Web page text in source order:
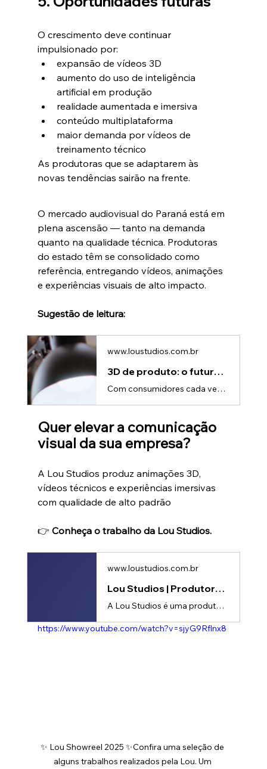
O crescimento deve continuar
impulsionado por:
expansão de vídeos 3D
aumento do uso de inteligência
artificial em produção
realidade aumentada e imersiva
conteúdo multiplataforma
maior demanda por vídeos de
treinamento técnico
As produtoras que se adaptarem às
novas tendências sairão na frente.
O mercado audiovisual do Paraná está em
plena ascensão — tanto na demanda
quanto na qualidade técnica. Produtoras
do estado têm se consolidado como
referência, entregando vídeos, animações
e experiências visuais de alto impacto.
Sugestão de leitura:
www.loustudios.com.br
3D de produto: o futuro da publicidade digital moderna
Com consumidores cada vez mais exigentes e plataformas digitais saturadas, marcas buscam maneiras de se destacar. E é aqui que entra o 3D de produto, um formato que une beleza, precisão e impacto visual como nenhum outro.Hoje, empresas dos mais diversos setores — tecnologia, eletrodomésticos, cosméticos, automotivo e indústria — já utilizam animação 3D para apresentar produtos de forma mais atraente, clara e envolvente.A pergunta não é mais “devo investir em 3D?”, mas sim:“por que eu ainda não e
Quer elevar a comunicação
visual da sua empresa?
A Lou Studios produz animações 3D,
vídeos técnicos e experiências imersivas
com qualidade de alto padrão
👉 Conheça o trabalho da Lou Studios.
www.loustudios.com.br
Lou Studios | Produtora de vídeos
A Lou Studios é uma produtora de vídeos, especializada em motion design, animação 2D e 3D. Temos o vídeo certo para suas redes sociais!
https://www.youtube.com/watch?v=sjyG9Rflnx8
✨ Lou Showreel 2025 ✨Confira uma seleção de
alguns trabalhos realizados pela Lou. Um